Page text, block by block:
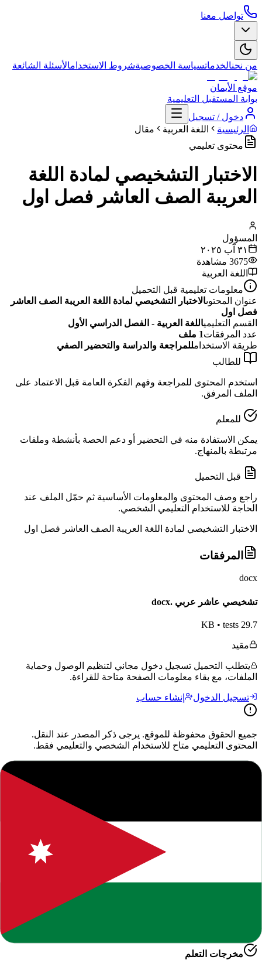
تواصل معنا
من نحنالخدماتسياسة الخصوصيةشروط الاستخدامالأسئلة الشائعة
موقع الأيمان
بوابة المستقبل التعليمية
دخول / تسجيل
الرئيسية
اللغة العربية
مقال
محتوى تعليمي
الاختبار التشخيصي لمادة اللغة
العريبة الصف العاشر فصل اول
المسؤول
٣١ آب ٢٠٢٥
3675 مشاهدة
اللغة العربية
معلومات تعليمية قبل التحميل
عنوان المحتوىالاختبار التشخيصي لمادة اللغة العريبة الصف العاشر
فصل اول
القسم التعليمياللغة العربية - الفصل الدراسي الأول
عدد المرفقات1 ملف
طريقة الاستخدامللمراجعة والدراسة والتحضير الصفي
للطالب
استخدم المحتوى للمراجعة وفهم الفكرة العامة قبل الاعتماد على
الملف المرفق.
للمعلم
يمكن الاستفادة منه في التحضير أو دعم الحصة بأنشطة وملفات
مرتبطة بالمنهاج.
قبل التحميل
راجع وصف المحتوى والمعلومات الأساسية ثم حمّل الملف عند
الحاجة للاستخدام التعليمي الشخصي.
الاختبار التشخيصي لمادة اللغة العريبة الصف العاشر فصل اول
المرفقات
docx
تشخيصي عاشر عربي .docx
29.7 KB
• tests
مقيد
يتطلب التحميل تسجيل دخول مجاني لتنظيم الوصول وحماية
الملفات، مع بقاء معلومات الصفحة متاحة للقراءة.
تسجيل الدخول إنشاء حساب
جميع الحقوق محفوظة للموقع. يرجى ذكر المصدر عند النقل.
المحتوى التعليمي متاح للاستخدام الشخصي والتعليمي فقط.
يقدم لكم موقعنا هذا المحتوى المتميز بعنوان"
لمادة اللغة العريبة الصف العاشر فصل اول
العربية - الفصل الدراسي الأول، وهو جزء من الموارد التعليمية
الشاملة التي نوفرها للطلاب والمعلمين للعام الدراسي
2026-2027
الدراسية
إعداده بعناية ليتوافق مع المناهج الدراسية الحديثة وتلبية احتياجات
مخرجات التعلم